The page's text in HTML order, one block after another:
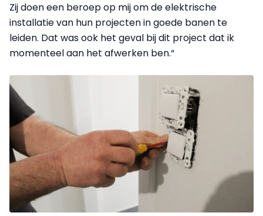
Zij doen een beroep op mij om de elektrische
installatie van hun projecten in goede banen te
leiden. Dat was ook het geval bij dit project dat ik
momenteel aan het afwerken ben.“